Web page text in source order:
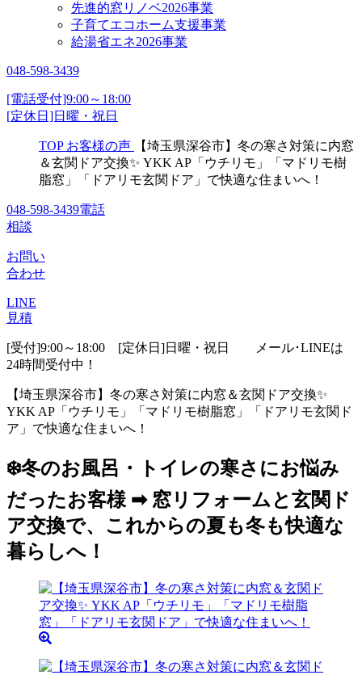
先進的窓リノベ2026事業
子育てエコホーム支援事業
給湯省エネ2026事業
048-598-3439
[電話受付]9:00～18:00
[定休日]日曜・祝日
TOP お客様の声
【埼玉県深谷市】冬の寒さ対策に内窓
＆玄関ドア交換✨ YKK AP「ウチリモ」「マドリモ樹
脂窓」「ドアリモ玄関ドア」で快適な住まいへ！
048-598-3439電話
相談
お問い
合わせ
LINE
見積
[受付]9:00～18:00 [定休日]日曜・祝日
メール･LINEは
24時間受付中！
【埼玉県深谷市】冬の寒さ対策に内窓＆玄関ドア交換✨
YKK AP「ウチリモ」「マドリモ樹脂窓」「ドアリモ玄関ド
ア」で快適な住まいへ！
❄️冬のお風呂・トイレの寒さにお悩み
だったお客様 ➡ 窓リフォームと玄関ド
ア交換で、これからの夏も冬も快適な
暮らしへ！